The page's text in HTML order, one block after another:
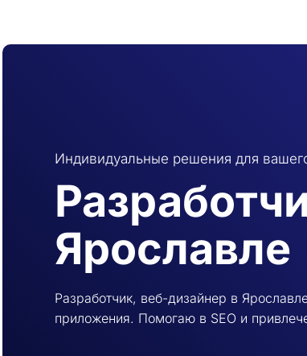
Индивидуальные решения для
Ярославле
Разработчик, веб-дизайнер в
приложения. Помогаю в SEO и